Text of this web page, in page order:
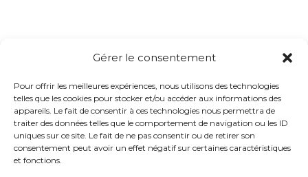
Gérer le consentement
Pour offrir les meilleures expériences, nous utilisons des technologies
telles que les cookies pour stocker et/ou accéder aux informations des
appareils. Le fait de consentir à ces technologies nous permettra de
traiter des données telles que le comportement de navigation ou les ID
uniques sur ce site. Le fait de ne pas consentir ou de retirer son
consentement peut avoir un effet négatif sur certaines caractéristiques
et fonctions.